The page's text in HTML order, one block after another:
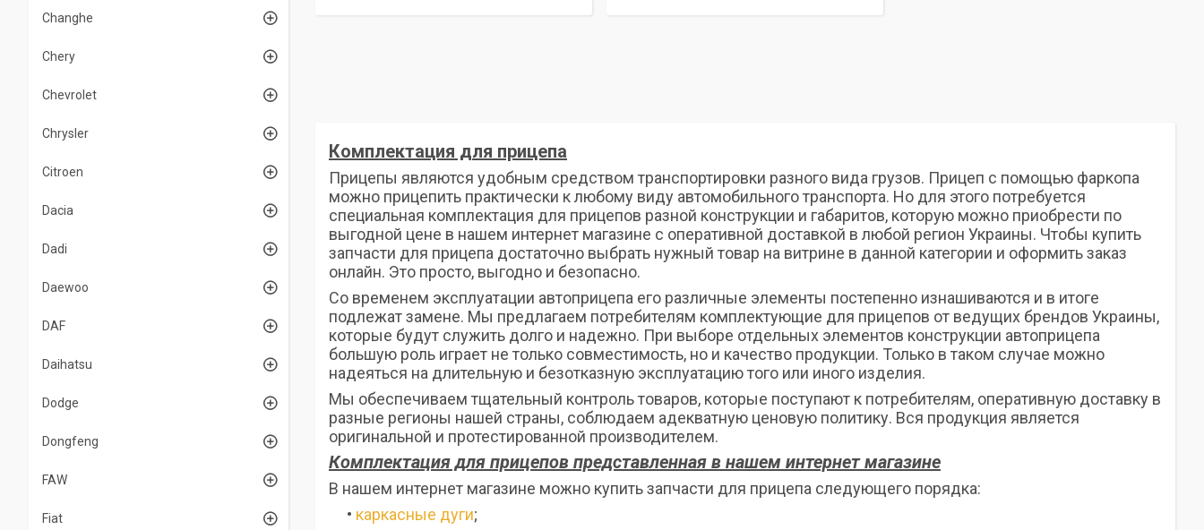
Комплектация для прицепа
Прицепы являются удобным средством транспортировки разного вида грузов. Прицеп с помощью фаркопа
можно прицепить практически к любому виду автомобильного транспорта. Но для этого потребуется
специальная комплектация для прицепов разной конструкции и габаритов, которую можно приобрести по
выгодной цене в нашем интернет магазине с оперативной доставкой в любой регион Украины. Чтобы купить
запчасти для прицепа достаточно выбрать нужный товар на витрине в данной категории и оформить заказ
онлайн. Это просто, выгодно и безопасно.
Со временем эксплуатации автоприцепа его различные элементы постепенно изнашиваются и в итоге
подлежат замене. Мы предлагаем потребителям комплектующие для прицепов от ведущих брендов Украины,
которые будут служить долго и надежно. При выборе отдельных элементов конструкции автоприцепа
большую роль играет не только совместимость, но и качество продукции. Только в таком случае можно
надеяться на длительную и безотказную эксплуатацию того или иного изделия.
Мы обеспечиваем тщательный контроль товаров, которые поступают к потребителям, оперативную доставку в
разные регионы нашей страны, соблюдаем адекватную ценовую политику. Вся продукция является
оригинальной и протестированной производителем.
Комплектация для прицепов представленная в нашем интернет магазине
В нашем интернет магазине можно купить запчасти для прицепа следующего порядка:
• каркасные дуги;
Changhe
Chery
Chevrolet
Chrysler
Citroen
Dacia
Dadi
Daewoo
DAF
Daihatsu
Dodge
Dongfeng
FAW
Fiat